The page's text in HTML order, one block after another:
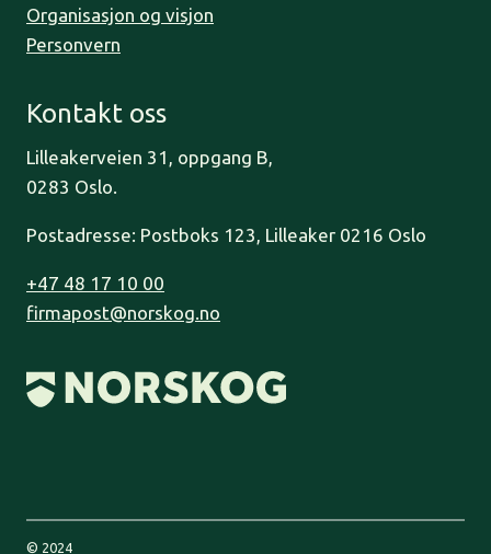
Organisasjon og visjon
Personvern
Kontakt oss
Lilleakerveien 31, oppgang B,
0283 Oslo.
Postadresse: Postboks 123, Lilleaker 0216 Oslo
+47 48 17 10 00
firmapost@norskog.no
© 2024